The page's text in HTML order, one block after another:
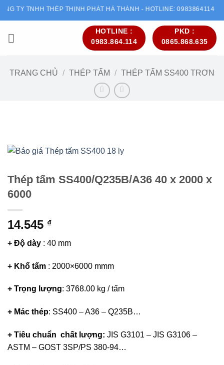
Bỏ
dung
TY TNHH THÉP THỊNH PHÁT HÀ THÀNH - HOTLINE: 0983864114
HOTLINE :
0983.864.114
PKD :
0865.868.635
TRANG CHỦ / THÉP TẤM / THÉP TẤM SS400 TRƠN
Thép tấm SS400/Q235B/A36 40 x 2000 x
6000
14.545 ₫
+ Độ dày : 40 mm
+ Khổ tấm : 2000×6000 mmm
+ Trọng lượng: 3768.00 kg / tấm
+ Mác thép: SS400 – A36 – Q235B…
+ Tiêu chuẩn chất lượng: JIS G3101 – JIS G3106 –
ASTM – GOST 3SP/PS 380-94…